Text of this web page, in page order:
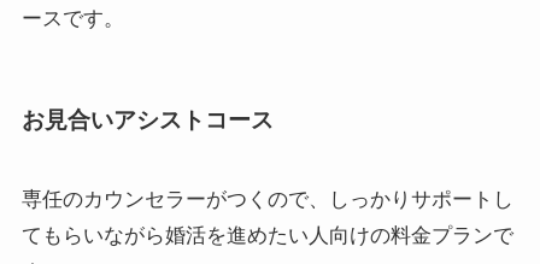
ースです。
お見合いアシストコース
専任のカウンセラーがつくので、しっかりサポートし
てもらいながら婚活を進めたい人向けの料金プランで